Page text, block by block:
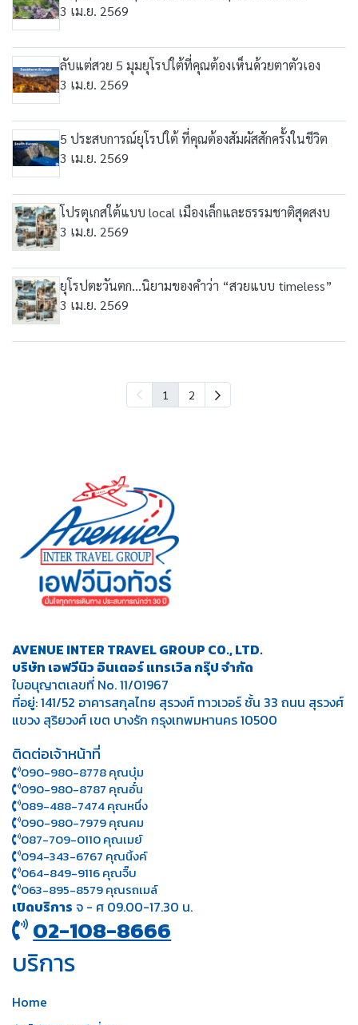
3 เม.ย. 2569
ลับแต่สวย 5 มุมยุโรปใต้ที่คุณต้องเห็นด้วยตาตัวเอง
3 เม.ย. 2569
5 ประสบการณ์ยุโรปใต้ ที่คุณต้องสัมผัสสักครั้งในชีวิต
3 เม.ย. 2569
โปรตุเกสใต้แบบ local เมืองเล็กและธรรมชาติสุดสงบ
3 เม.ย. 2569
ยุโรปตะวันตก…นิยามของคำว่า “สวยแบบ timeless”
3 เม.ย. 2569
1 2
AVENUE INTER TRAVEL GROUP CO., LTD.
บริษัท เอฟวีนิว อินเตอร์ แทรเวิล กรุ๊ป จำกัด
ใบอนุญาตเลขที่ No. 11/01967
ที่อยู่: 141/52 อาคารสกุลไทย สุรวงศ์ ทาวเวอร์ ชั้น 33 ถนน สุรวงศ์
แขวง สุริยวงศ์ เขต บางรัก กรุงเทพมหานคร 10500
ติดต่อเจ้าหน้าที่
090-980-8778 คุณบุ๋ม
090-980-8787 คุณอั๋น
089-488-7474 คุณหนึ่ง
090-980-7979 คุณคม
087-709-0110 คุณเมย์
094-343-6767 คุณนิ้งค์
064-849-9116 คุณจิ๊บ
063-895-8 579คุณรถเมล์
เปิดบริการ จ - ศ 09.00-17.30 น.
02-108-8666
บริการ
Home